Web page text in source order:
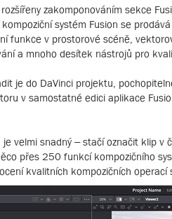
zakomponováním sekce
systém Fusion se
funkce v prostorové scéně,
a mnoho desítek nástrojů pro
je do DaVinci projektu,
v samostatné edici aplikace
velmi snadný – stačí označit klip
přes 250 funkcí kompozičního
kvalitních kompozičních operací